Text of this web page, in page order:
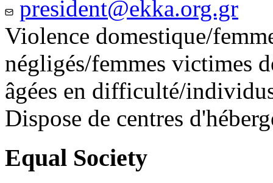
president@ekka.org.gr
Violence domestique/
négligés/femmes victimes
âgées en difficulté/
Dispose de centres
Equal Society